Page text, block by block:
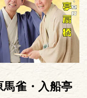
馬雀・入船亭